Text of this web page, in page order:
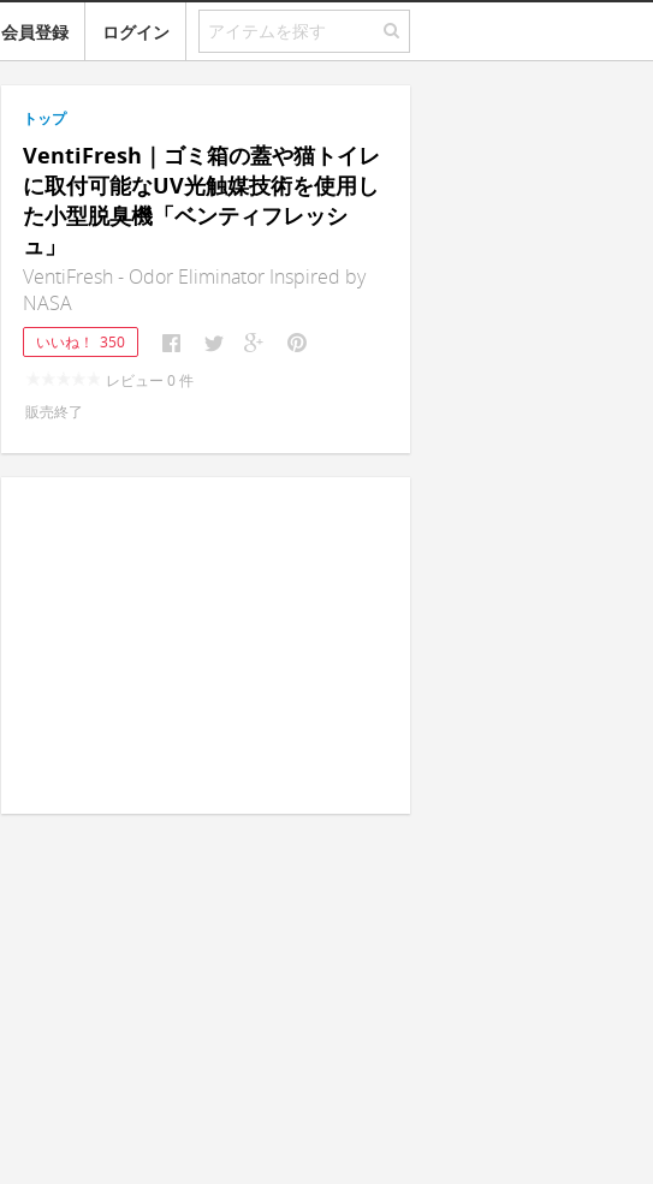
会員登録 ログイン
トップ
VentiFresh｜ゴミ箱の蓋や猫トイレ
に取付可能なUV光触媒技術を使用し
た小型脱臭機「ベンティフレッシ
ュ」
VentiFresh - Odor Eliminator Inspired by
NASA
いいね！ 350
レビュー 0 件
販売終了